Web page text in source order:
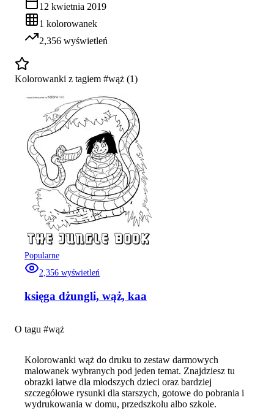
12 kwietnia 2019
1 kolorowanek
2,356 wyświetleń
Kolorowanki z tagiem #wąż (1)
Popularne
2,356 wyświetleń
księga dżungli, wąż, kaa
O tagu #wąż
Kolorowanki wąż do druku to zestaw darmowych
malowanek wybranych pod jeden temat. Znajdziesz tu
obrazki łatwe dla młodszych dzieci oraz bardziej
szczegółowe rysunki dla starszych, gotowe do pobrania i
wydrukowania w domu, przedszkolu albo szkole.